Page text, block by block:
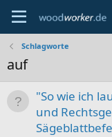
Schlagworte
auf
"So wie ich
und